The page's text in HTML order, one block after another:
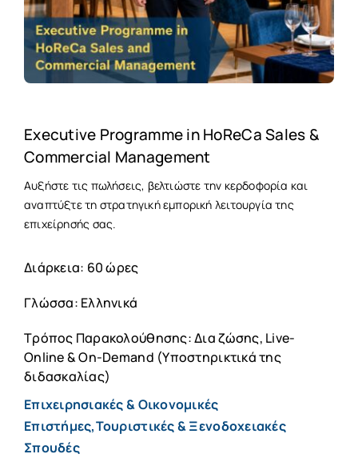
Executive Programme in HoReCa Sales &
Commercial Management
Αυξήστε τις πωλήσεις, βελτιώστε την κερδοφορία και
αναπτύξτε τη στρατηγική εμπορική λειτουργία της
επιχείρησής σας.
Διάρκεια: 60 ώρες
Γλώσσα: Ελληνικά
Τρόπος Παρακολούθησης: Δια ζώσης, Live-
Online & On-Demand (Υποστηρικτικά της
διδασκαλίας)
Επιχειρησιακές & Οικονομικές
Επιστήμες,Τουριστικές & Ξενοδοχειακές
Σπουδές